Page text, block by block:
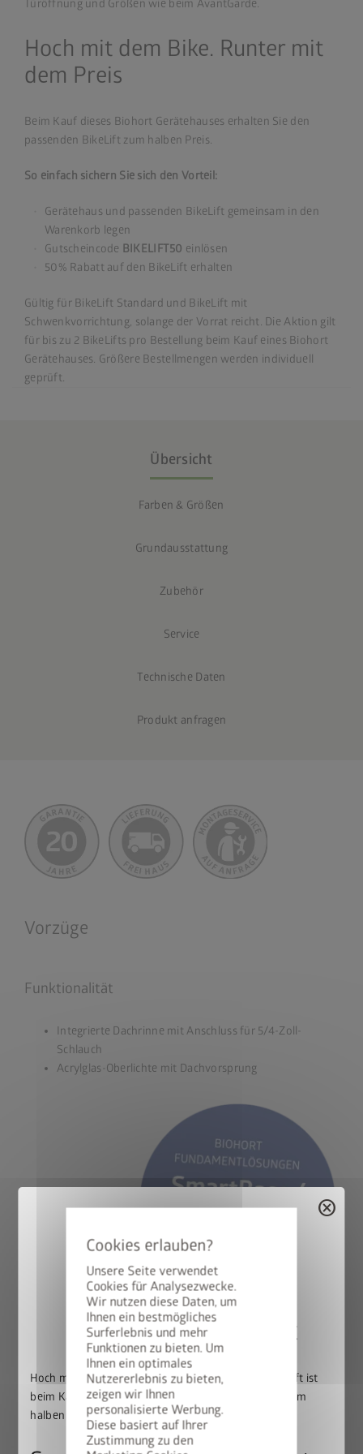
Unsere Seite verwendet
Cookies für Analysezwecke.
Wir nutzen diese Daten, um
Ihnen ein bestmögliches
Surferlebnis und mehr
Funktionen zu bieten. Um
Ihnen ein optimales
Nutzererlebnis zu bieten,
zeigen wir Ihnen
personalisierte Werbung.
Diese basiert auf Ihrer
Zustimmung zu den
Türöffnung und Größen wie beim AvantGarde.
Hoch mit dem Bike. Runter mit
dem Preis
Beim Kauf dieses Biohort Gerätehauses erhalten Sie den
passenden BikeLift zum halben Preis.
So einfach sichern Sie sich den Vorteil:
Gerätehaus und passenden BikeLift gemeinsam in den
Warenkorb legen
Gutscheincode BIKELIFT50 einlösen
50% Rabatt auf den BikeLift erhalten
Gültig für BikeLift Standard und BikeLift mit
Schwenkvorrichtung, solange der Vorrat reicht. Die Aktion gilt
für bis zu 2 BikeLifts pro Bestellung beim Kauf eines Biohort
Gerätehauses. Größere Bestellmengen werden individuell
geprüft.
Übersicht
Farben & Größen
Grundausstattung
Zubehör
Service
Technische Daten
Produkt anfragen
Vorzüge
Funktionalität
Integrierte Dachrinne mit Anschluss für 5/4-Zoll-
Schlauch
Acrylglas-Oberlichte mit Dachvorsprung
Sicherheit
3-fach Verriegelung mit Edelstahl-Drückergarnitur / 2-
fach Verriegelung in der Variante ECO
Hohe Schneelast bis 150 kg/m²
Sturmfest bis 150 km/h, Windstärke 12*
cancel
50% auf den BikeLift
Hoch mit dem Bike. Runter mit dem Preis: Der BikeLift ist
beim Kauf eines passenden Biohort Gerätehauses zum
halben Preis erhältlich.